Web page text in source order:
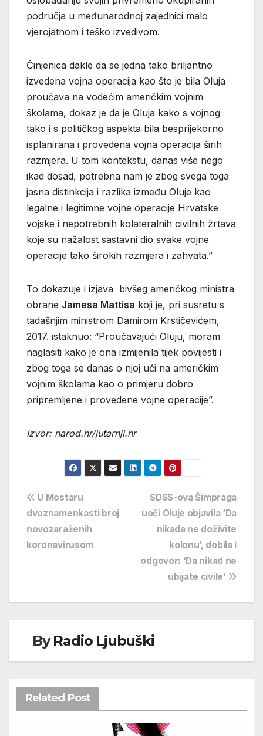
područja u međunarodnoj zajednici malo
vjerojatnom i teško izvedivom.
Činjenica dakle da se jedna tako briljantno
izvedena vojna operacija kao što je bila Oluja
proučava na vodećim američkim vojnim
školama, dokaz je da je Oluja kako s vojnog
tako i s političkog aspekta bila besprijekorno
isplanirana i provedena vojna operacija širih
razmjera. U tom kontekstu, danas više nego
ikad dosad, potrebna nam je zbog svega toga
jasna distinkcija i razlika između Oluje kao
legalne i legitimne vojne operacije Hrvatske
vojske i nepotrebnih kolateralnih civilnih žrtava
koje su nažalost sastavni dio svake vojne
operacije tako širokih razmjera i zahvata.”
To dokazuje i izjava bivšeg američkog ministra
obrane Jamesa Mattisa koji je, pri susretu s
tadašnjim ministrom Damirom Krstičevićem,
2017. istaknuo: “Proučavajući Oluju, moram
naglasiti kako je ona izmijenila tijek povijesti i
zbog toga se danas o njoj uči na američkim
vojnim školama kao o primjeru dobro
pripremljene i provedene vojne operacije”.
Izvor: narod.hr/jutarnji.hr
Navigacija
objava
SDSS-ova Šimpraga
uoči Oluje objavila ‘Da
nikada ne doživite
kolonu’, dobila i
odgovor: ‘Da nikad ne
ubijate civile’
U Mostaru
dvoznamenkasti broj
novozaraženih
koronavirusom
ByRadio Ljubuški
Related Post